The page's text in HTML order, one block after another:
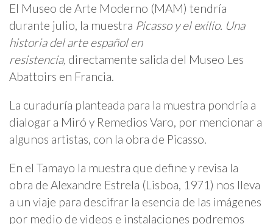
El Museo de Arte Moderno (MAM) tendría
durante julio, la muestra Picasso y el exilio. Una
historia del arte español en
resistencia, directamente salida del Museo Les
Abattoirs en Francia.
La curaduría planteada para la muestra pondría a
dialogar a Miró y Remedios Varo, por mencionar a
algunos artistas, con la obra de Picasso.
En el Tamayo la muestra que define y revisa la
obra de Alexandre Estrela (Lisboa, 1971) nos lleva
a un viaje para descifrar la esencia de las imágenes
por medio de videos e instalaciones podremos